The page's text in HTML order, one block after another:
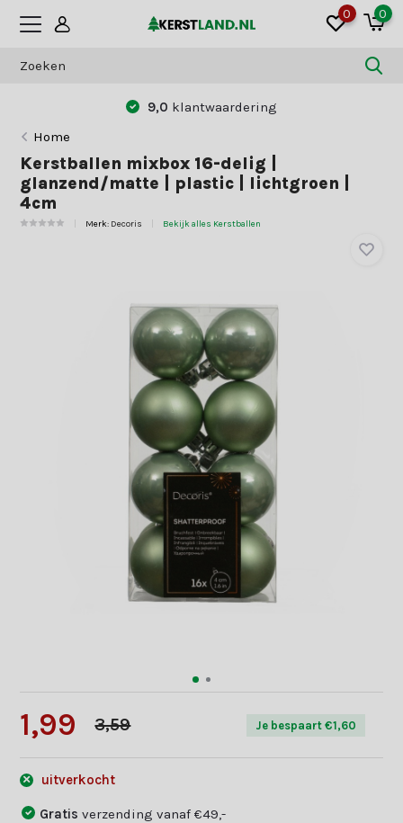
0 0
9,0 klantwaardering
Home
Kerstballen mixbox 16-delig |
glanzend/matte | plastic | lichtgroen |
4cm
Merk: Decoris Bekijk alles Kerstballen
1,99 3,59 Je bespaart €1,60
uitverkocht
Gratisverzending vanaf €49,-